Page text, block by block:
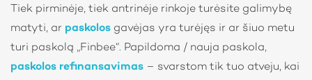
Tiek pirminėje, tiek antrinėje rinkoje turėsite galimybę
matyti, ar paskolos gavėjas yra turėjęs ir ar šiuo metu
turi paskolą „Finbee“. Papildoma / nauja paskola,
paskolos refinansavimas – svarstom tik tuo atveju, kai